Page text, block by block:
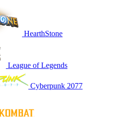
HearthStone
League of Legends
Cyberpunk 2077